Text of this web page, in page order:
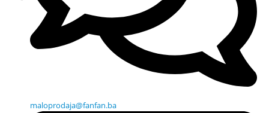
maloprodaja@fanfan.ba